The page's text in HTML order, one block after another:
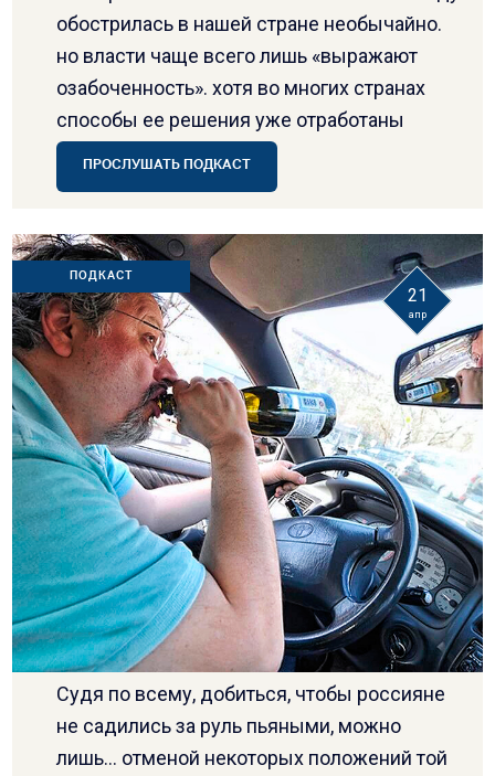
обострилась в нашей стране необычайно.
но власти чаще всего лишь «выражают
озабоченность». хотя во многих странах
способы ее решения уже отработаны
ПРОСЛУШАТЬ ПОДКАСТ
ПОДКАСТ
21
апр
Судя по всему, добиться, чтобы россияне
не садились за руль пьяными, можно
лишь… отменой некоторых положений той